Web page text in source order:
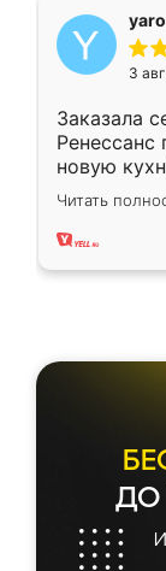
3
Заказала
Ренессанс
новую
вполне
два года,
Читать
ДО